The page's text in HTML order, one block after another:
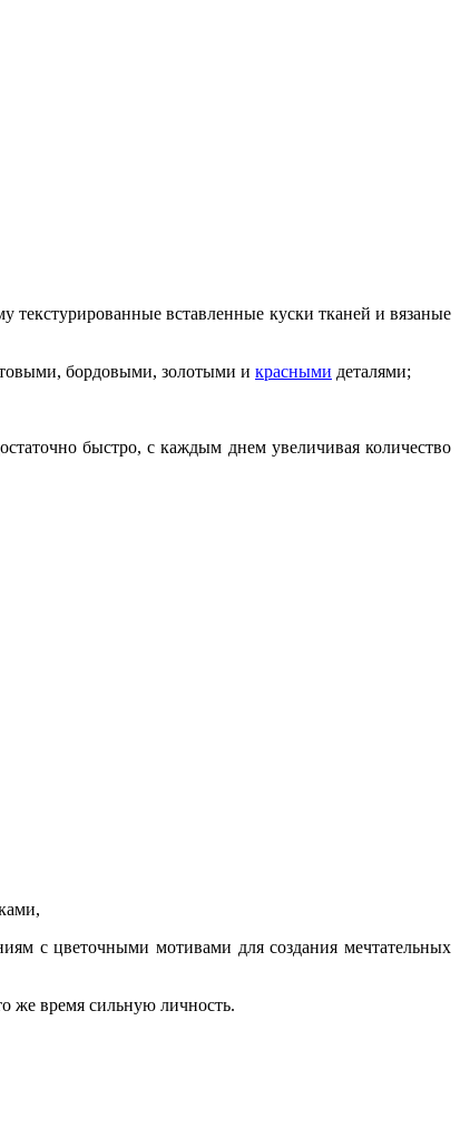
вставленные куски тканей и вязаные
бордовыми, золотыми и красными деталями;
быстро, с каждым днем увеличивая количество
с цветочными мотивами для создания мечтательных
же время сильную личность.